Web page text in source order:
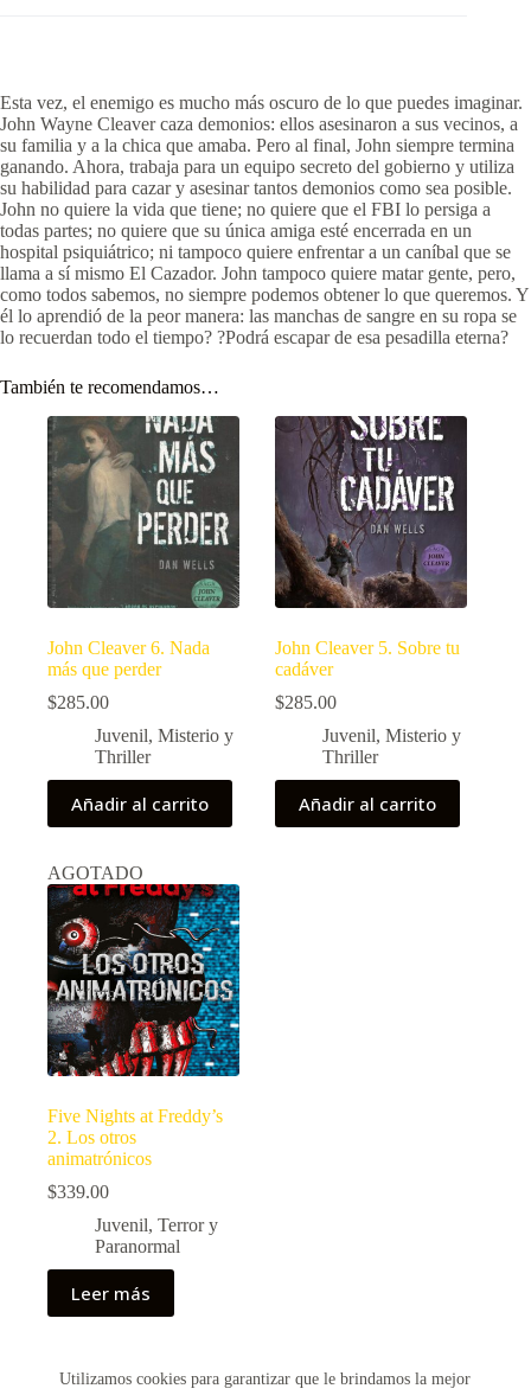
Utilizamos cookies para garantizar que le brindamos la mejor
Esta vez, el enemigo es mucho más oscuro de lo que puedes imaginar.
John Wayne Cleaver caza demonios: ellos asesinaron a sus vecinos, a
su familia y a la chica que amaba. Pero al final, John siempre termina
ganando. Ahora, trabaja para un equipo secreto del gobierno y utiliza
su habilidad para cazar y asesinar tantos demonios como sea posible.
John no quiere la vida que tiene; no quiere que el FBI lo persiga a
todas partes; no quiere que su única amiga esté encerrada en un
hospital psiquiátrico; ni tampoco quiere enfrentar a un caníbal que se
llama a sí mismo El Cazador. John tampoco quiere matar gente, pero,
como todos sabemos, no siempre podemos obtener lo que queremos. Y
él lo aprendió de la peor manera: las manchas de sangre en su ropa se
lo recuerdan todo el tiempo? ?Podrá escapar de esa pesadilla eterna?
También te recomendamos…
John Cleaver 6. Nada
más que perder
$285.00
Juvenil, Misterio y
Thriller
Añadir al carrito
John Cleaver 5. Sobre tu
cadáver
$285.00
Juvenil,Misterio y
Thriller
Añadir al carrito
AGOTADO
Five Nights at Freddy’s
2. Los otros
animatrónicos
$339.00
Juvenil, Terror y
Paranormal
Leer más
Copyright © 2026 - Creado por Historias de Bolsillo